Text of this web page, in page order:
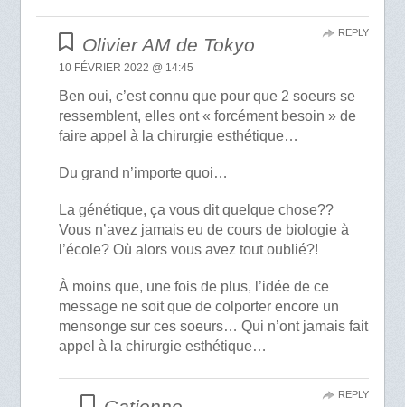
Olivier AM de Tokyo
10 FÉVRIER 2022 @ 14:45
Ben oui, c’est connu que pour que 2 soeurs se
ressemblent, elles ont « forcément besoin » de
faire appel à la chirurgie esthétique…
Du grand n’importe quoi…
La génétique, ça vous dit quelque chose??
Vous n’avez jamais eu de cours de biologie à
l’école? Où alors vous avez tout oublié?!
À moins que, une fois de plus, l’idée de ce
message ne soit que de colporter encore un
mensonge sur ces soeurs… Qui n’ont jamais fait
appel à la chirurgie esthétique…
REPLY
REPLY